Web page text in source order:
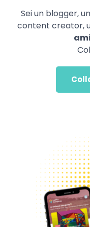
Sei un blogger,
content creator,